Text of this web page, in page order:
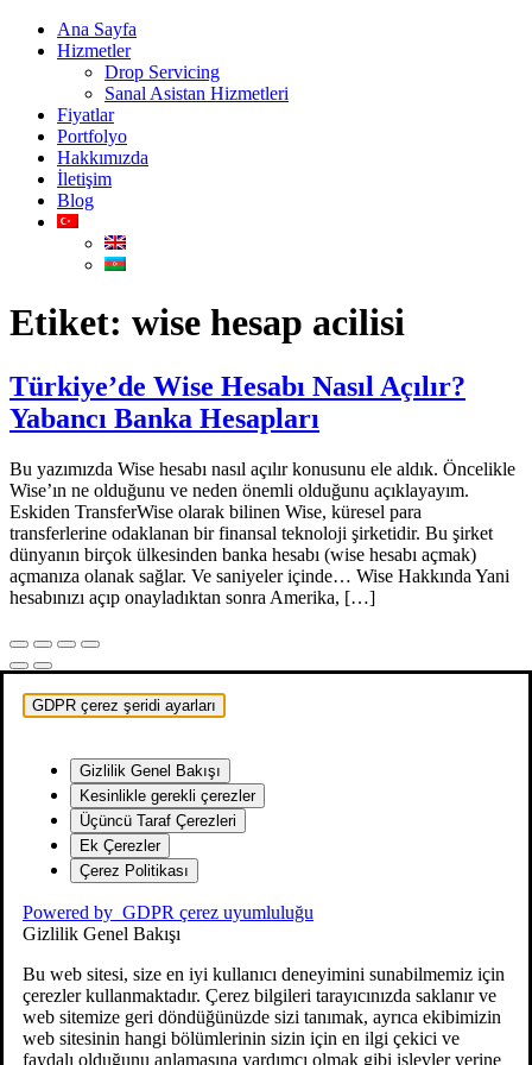
Ana Sayfa
Hizmetler
Drop Servicing
Sanal Asistan Hizmetleri
Fiyatlar
Portfolyo
Hakkımızda
İletişim
Blog
Etiket: wise hesap acilisi
Türkiye’de Wise Hesabı Nasıl Açılır?
Yabancı Banka Hesapları
Bu yazımızda Wise hesabı nasıl açılır konusunu ele aldık. Öncelikle
Wise’ın ne olduğunu ve neden önemli olduğunu açıklayayım.
Eskiden TransferWise olarak bilinen Wise, küresel para
transferlerine odaklanan bir finansal teknoloji şirketidir. Bu şirket
dünyanın birçok ülkesinden banka hesabı (wise hesabı açmak)
açmanıza olanak sağlar. Ve saniyeler içinde… Wise Hakkında Yani
hesabınızı açıp onayladıktan sonra Amerika, […]
GDPR çerez şeridi ayarları
Gizlilik Genel Bakışı
Kesinlikle gerekli çerezler
Üçüncü Taraf Çerezleri
Ek Çerezler
Çerez Politikası
Powered by GDPR çerez uyumluluğu
Gizlilik Genel Bakışı
Bu web sitesi, size en iyi kullanıcı deneyimini sunabilmemiz için
çerezler kullanmaktadır. Çerez bilgileri tarayıcınızda saklanır ve
web sitemize geri döndüğünüzde sizi tanımak, ayrıca ekibimizin
web sitesinin hangi bölümlerinin sizin için en ilgi çekici ve
faydalı olduğunu anlamasına yardımcı olmak gibi işlevler yerine